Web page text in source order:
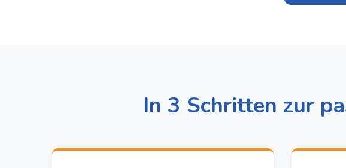
In 3 Schritten zur